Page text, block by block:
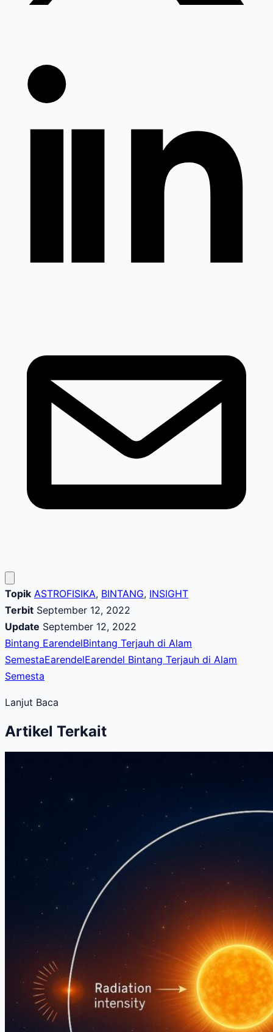
Topik ASTROFISIKA, BINTANG, INSIGHT
Terbit September 12, 2022
Update September 12, 2022
Bintang EarendelBintang Terjauh di Alam
SemestaEarendelEarendel Bintang Terjauh di Alam
Semesta
Lanjut Baca
Artikel Terkait